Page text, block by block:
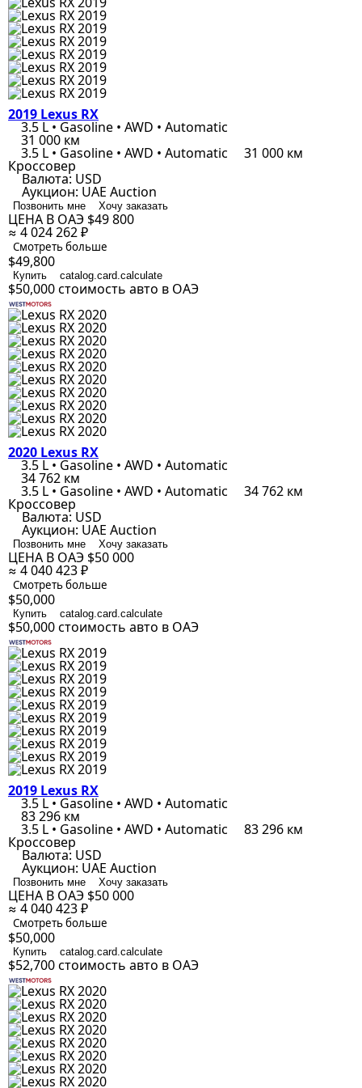
2019 Lexus RX
3.5 L • Gasoline • AWD • Automatic
31 000 км
3.5 L • Gasoline • AWD • Automatic 31 000 км
Кроссовер
Валюта: USD
Аукцион: UAE Auction
Позвонить мне Хочу заказать
ЦЕНА В ОАЭ $49 800
≈ 4 024 262 ₽
Смотреть больше
$49,800
Купить catalog.card.calculate
$50,000стоимость авто в ОАЭ
2020 Lexus RX
3.5 L • Gasoline • AWD • Automatic
34 762 км
3.5 L • Gasoline • AWD • Automatic 34 762 км
Кроссовер
Валюта: USD
Аукцион: UAE Auction
Позвонить мне Хочу заказать
ЦЕНА В ОАЭ $50 000
≈ 4 040 423 ₽
Смотреть больше
$50,000
Купить catalog.card.calculate
$50,000стоимость авто в ОАЭ
2019 Lexus RX
3.5 L • Gasoline • AWD • Automatic
83 296 км
3.5 L • Gasoline • AWD • Automatic 83 296 км
Кроссовер
Валюта: USD
Аукцион: UAE Auction
Позвонить мне Хочу заказать
ЦЕНА В ОАЭ $50 000
≈ 4 040 423 ₽
Смотреть больше
$50,000
Купить catalog.card.calculate
$52,700стоимость авто в ОАЭ